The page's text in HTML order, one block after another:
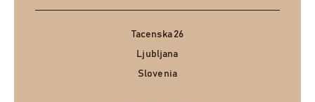
Tacenska 26
Ljubljana
Slovenia